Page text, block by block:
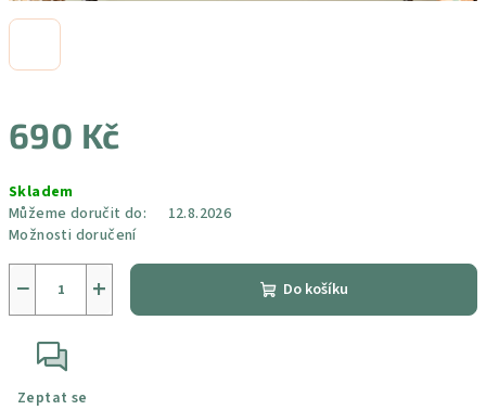
690 Kč
cena:
Skladem
Můžeme doručit do:
12.8.2026
Možnosti doručení
+
− Do košíku
Zeptat se